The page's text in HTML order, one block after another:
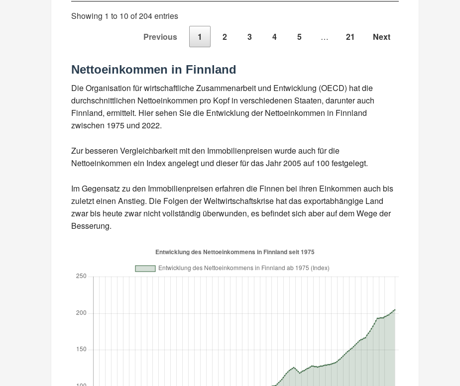
Showing 1 to 10 of 204 entries
Previous
1 2 3 4 5 … 21 Next
Nettoeinkommen in Finnland
Die Organisation für wirtschaftliche Zusammenarbeit und Entwicklung (OECD) hat die
durchschnittlichen Nettoeinkommen pro Kopf in verschiedenen Staaten, darunter auch
Finnland, ermittelt. Hier sehen Sie die Entwicklung der Nettoeinkommen in Finnland
zwischen 1975 und 2022.
Zur besseren Vergleichbarkeit mit den Immobilienpreisen wurde auch für die
Nettoeinkommen ein Index angelegt und dieser für das Jahr 2005 auf 100 festgelegt.
Im Gegensatz zu den Immobilienpreisen erfahren die Finnen bei ihren Einkommen auch bis
zuletzt einen Anstieg. Die Folgen der Weltwirtschaftskrise hat das exportabhängige Land
zwar bis heute zwar nicht vollständig überwunden, es befindet sich aber auf dem Wege der
Besserung.